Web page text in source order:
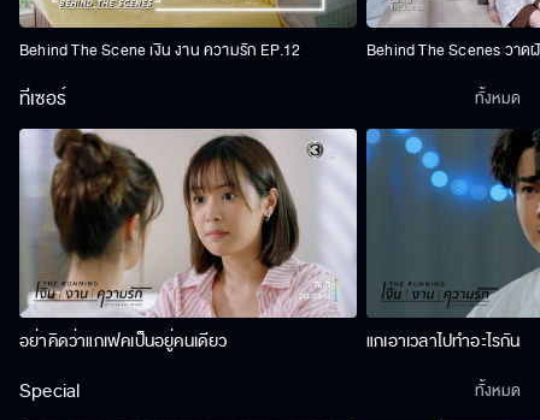
Behind The Scene เงิน งาน ความรัก EP.12 Behind The Scenes วาด
ทีเซอร์
อย่าคิดว่าแกเฟคเป็นอยู่คนเดียว แกเอาเวลาไปทำอะไรกัน
ทั้งหมด
Special ทั้งหมด